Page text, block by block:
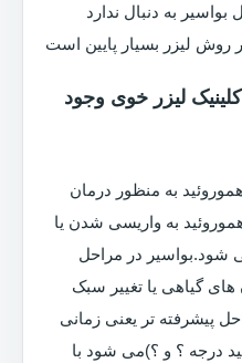
به دنبال ندارد
روش لیزر بسیار پایین است
لیزر خوی وجود
به منظور درمان
به واریسی شدن یا
در مراحل
های گیاهی یا تغییر سبک
پیشرفته تر یعنی زمانی
درجه ؟ و ؟)می شود با